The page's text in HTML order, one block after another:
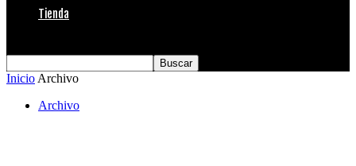
Tienda
Inicio Archivo
Archivo